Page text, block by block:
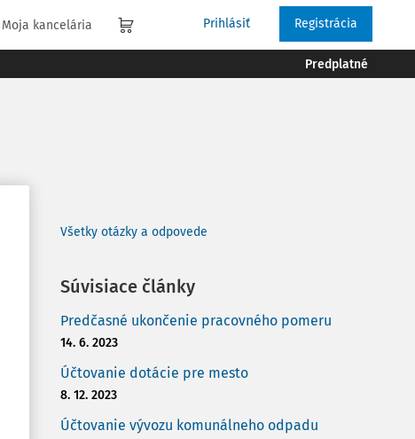
Moja kancelária Prihlásiť Registrácia
Predplatné
Všetky otázky a odpovede
Súvisiace články
Predčasné ukončenie pracovného pomeru
14. 6. 2023
Účtovanie dotácie pre mesto
8. 12. 2023
Účtovanie vývozu komunálneho odpadu